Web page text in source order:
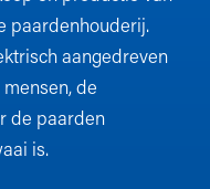
paardenhouderij.
aangedreven
de
de paarden
is.